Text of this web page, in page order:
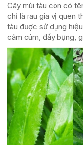
Cây mùi tàu còn có
chỉ là rau gia vị quen
tàu được sử dụng
cảm cúm, đầy bụng,